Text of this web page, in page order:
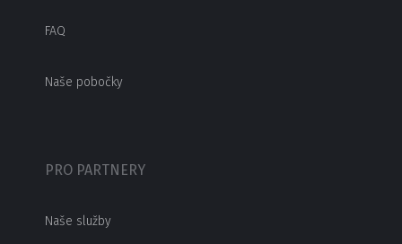
FAQ
Naše pobočky
PRO PARTNERY
Naše služby